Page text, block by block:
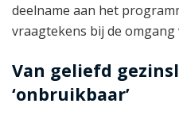
deelname aan het
vraagtekens bij de omgang
Van geliefd
‘onbruikbaar’